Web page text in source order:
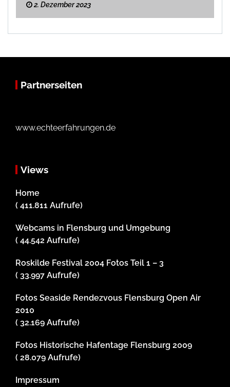
2. Dezember 2023
Partnerseiten
www.echteerfahrungen.de
Views
Home
( 411.811 Aufrufe)
Webcams in Flensburg und Umgebung
( 44.542 Aufrufe)
Roskilde Festival 2004 Fotos Teil 1 – 3
( 33.997 Aufrufe)
Fotos Seaside Rendezvous Flensburg Open Air
2010
( 32.169 Aufrufe)
Fotos Historische Hafentage Flensburg 2009
( 28.079 Aufrufe)
Impressum